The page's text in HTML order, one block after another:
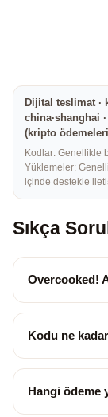
Dijital teslimat ·
china·shanghai
(kripto
Kodlar: Genellikle
Yüklemeler:
içinde destekle
Sıkça
Overcooked!
Kodu ne
Hangi ödeme